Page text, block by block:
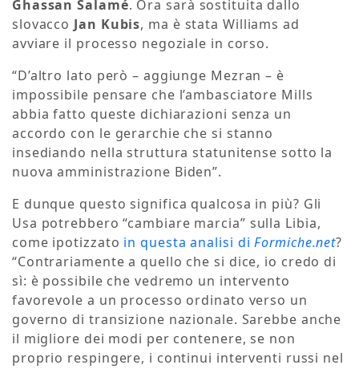
Ghassan Salamé. Ora sarà sostituita dallo
slovacco Jan Kubis, ma è stata Williams ad
avviare il processo negoziale in corso.
“D’altro lato però – aggiunge Mezran – è
impossibile pensare che l’ambasciatore Mills
abbia fatto queste dichiarazioni senza un
accordo con le gerarchie che si stanno
insediando nella struttura statunitense sotto la
nuova amministrazione Biden”.
E dunque questo significa qualcosa in più? Gli
Usa potrebbero “cambiare marcia” sulla Libia,
come ipotizzato in questa analisi diFormiche.net?
“Contrariamente a quello che si dice, io credo di
sì: è possibile che vedremo un intervento
favorevole a un processo ordinato verso un
governo di transizione nazionale. Sarebbe anche
il migliore dei modi per contenere, se non
proprio respingere, i continui interventi russi nel